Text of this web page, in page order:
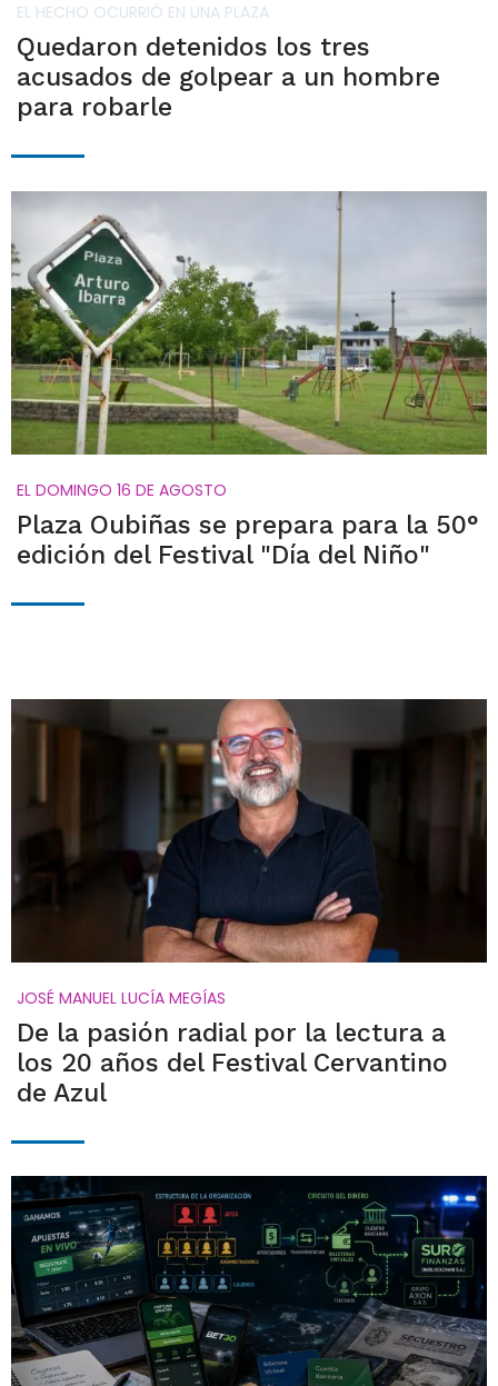
EL HECHO OCURRIÓ EN UNA PLAZA
Quedaron detenidos los tres
acusados de golpear a un hombre
para robarle
EL DOMINGO 16 DE AGOSTO
Plaza Oubiñas se prepara para la 50°
edición del Festival "Día del Niño"
JOSÉ MANUEL LUCÍA MEGÍAS
De la pasión radial por la lectura a
los 20 años del Festival Cervantino
de Azul